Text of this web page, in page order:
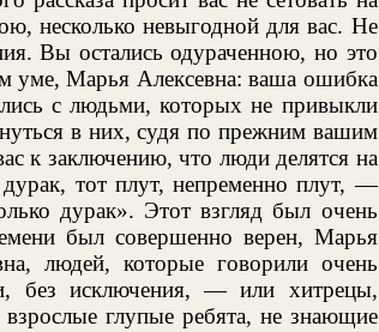
несколько невыгодной для вас. Не
Вы остались одураченною, но это
уме, Марья Алексевна: ваша ошибка
с людьми, которых не привыкли
в них, судя по прежним вашим
к заключению, что люди делятся на
тот плут, непременно плут, —
дурак». Этот взгляд был очень
был совершенно верен, Марья
людей, которые говорили очень
без исключения, — или хитрецы,
глупые ребята, не знающие